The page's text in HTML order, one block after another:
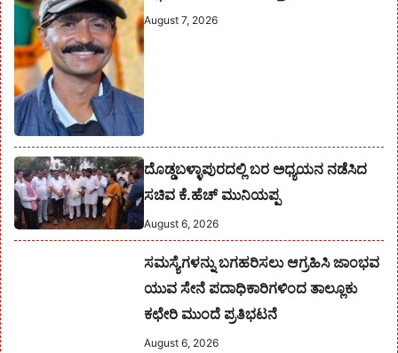
August 7, 2026
ದೊಡ್ಡಬಳ್ಳಾಪುರದಲ್ಲಿ ಬರ ಅಧ್ಯಯನ ನಡೆಸಿದ
ಸಚಿವ ಕೆ.ಹೆಚ್ ಮುನಿಯಪ್ಪ
August 6, 2026
ಸಮಸ್ಯೆಗಳನ್ನು ಬಗಹರಿಸಲು ಆಗ್ರಹಿಸಿ ಜಾಂಭವ
ಯುವ ಸೇನೆ ಪದಾಧಿಕಾರಿಗಳಿಂದ ತಾಲ್ಲೂಕು
ಕಛೇರಿ ಮುಂದೆ ಪ್ರತಿಭಟನೆ
August 6, 2026